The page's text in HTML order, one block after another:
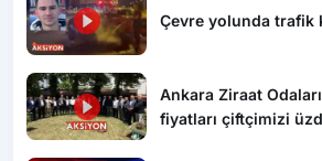
Çevre yolunda trafik
Ankara Ziraat
fiyatları çiftçimizi